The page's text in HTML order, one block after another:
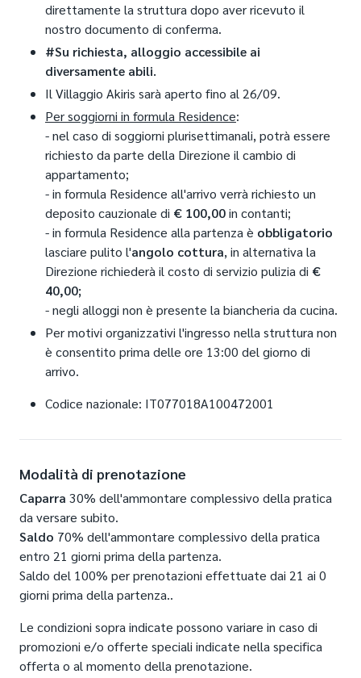
direttamente la struttura dopo aver ricevuto il
nostro documento di conferma.
#Su richiesta, alloggio accessibile ai
diversamente abili.
Il Villaggio Akiris sarà aperto fino al 26/09.
Per soggiorni in formula Residence:
- nel caso di soggiorni plurisettimanali, potrà essere
richiesto da parte della Direzione il cambio di
appartamento;
- in formula Residence all'arrivo verrà richiesto un
deposito cauzionale di € 100,00in contanti;
- in formula Residence alla partenza è obbligatorio
lasciare pulito l'angolo cottura, in alternativa la
Direzione richiederà il costo di servizio pulizia di €
40,00;
- negli alloggi non è presente la biancheria da cucina.
Per motivi organizzativi l'ingresso nella struttura non
è consentito prima delle ore 13:00 del giorno di
arrivo.
Codice nazionale: IT077018A100472001
Modalità di prenotazione
Caparra 30% dell'ammontare complessivo della pratica
da versare subito.
Saldo 70% dell'ammontare complessivo della pratica
entro 21 giorni prima della partenza.
Saldo del 100% per prenotazioni effettuate dai 21 ai 0
giorni prima della partenza..
Le condizioni sopra indicate possono variare in caso di
promozioni e/o offerte speciali indicate nella specifica
offerta o al momento della prenotazione.